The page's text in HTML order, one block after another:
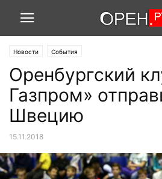
Новости События
Оренбургский
Газпром»
Швецию
15.11.2018